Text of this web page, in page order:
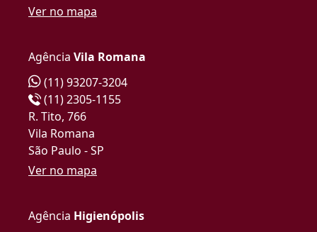
Ver no mapa
Agência Vila Romana
(11) 93207-3204
(11) 2305-1155
R. Tito, 766
Vila Romana
São Paulo - SP
Ver no mapa
Agência Higienópolis